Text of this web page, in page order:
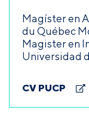
Magíster en
du Québec
Magister en
Universidad
CV PUCP